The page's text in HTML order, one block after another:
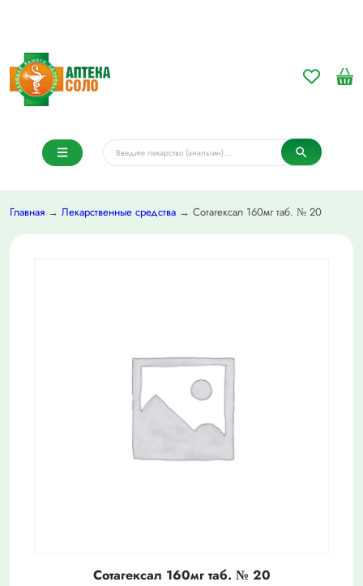
Главная → Лекарственные средства → Сотагексал 160мг таб. № 20
Сотагексал 160мг таб. № 20